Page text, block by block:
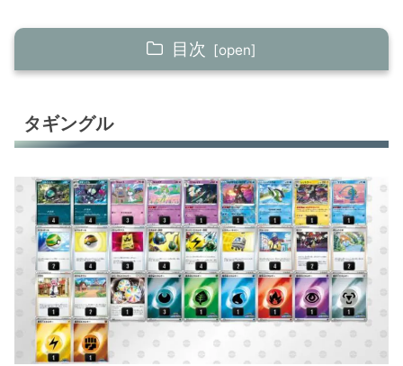
目次
アルセウスV＋ケッキングV
パオジアンex
パオジアンex
パオジアンex
パオジアンex
パオジアンex
タギングル